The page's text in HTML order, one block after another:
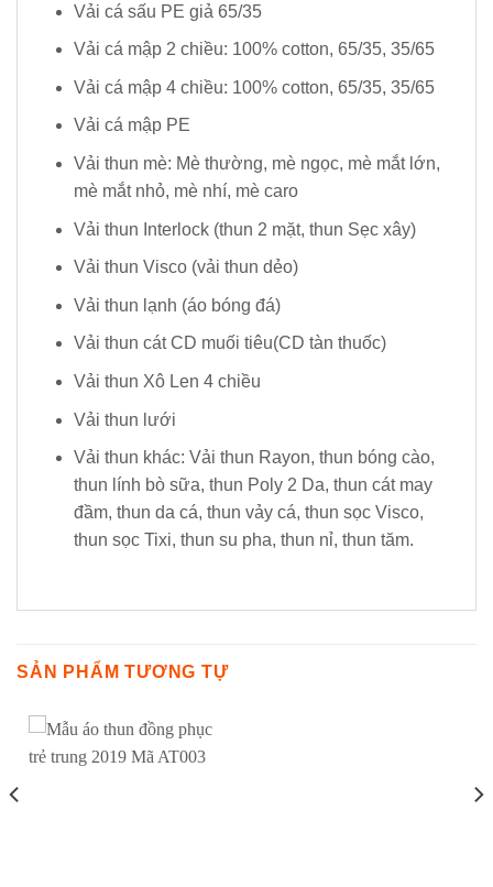
Vải cá sấu PE giả 65/35
Vải cá mập 2 chiều: 100% cotton, 65/35, 35/65
Vải cá mập 4 chiều: 100% cotton, 65/35, 35/65
Vải cá mập PE
Vải thun mè: Mè thường, mè ngọc, mè mắt lớn,
mè mắt nhỏ, mè nhí, mè caro
Vải thun Interlock (thun 2 mặt, thun Sẹc xây)
Vải thun Visco (vải thun dẻo)
Vải thun lạnh (áo bóng đá)
Vải thun cát CD muối tiêu(CD tàn thuốc)
Vải thun Xô Len 4 chiều
Vải thun lưới
Vải thun khác: Vải thun Rayon, thun bóng cào,
thun lính bò sữa, thun Poly 2 Da, thun cát may
đầm, thun da cá, thun vảy cá, thun sọc Visco,
thun sọc Tixi, thun su pha, thun nỉ, thun tăm.
SẢN PHẨM TƯƠNG TỰ